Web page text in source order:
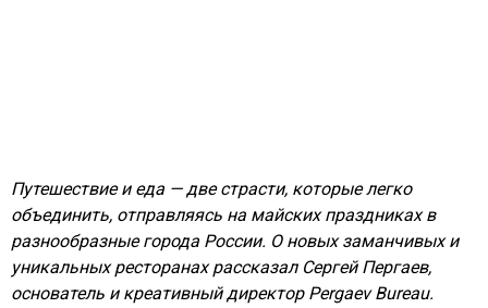
Путешествие и еда — две страсти, которые легко
объединить, отправляясь на майских праздниках в
разнообразные города России. О новых заманчивых и
уникальных ресторанах рассказал Сергей Пергаев,
основатель и креативный директор Pergaev Bureau.